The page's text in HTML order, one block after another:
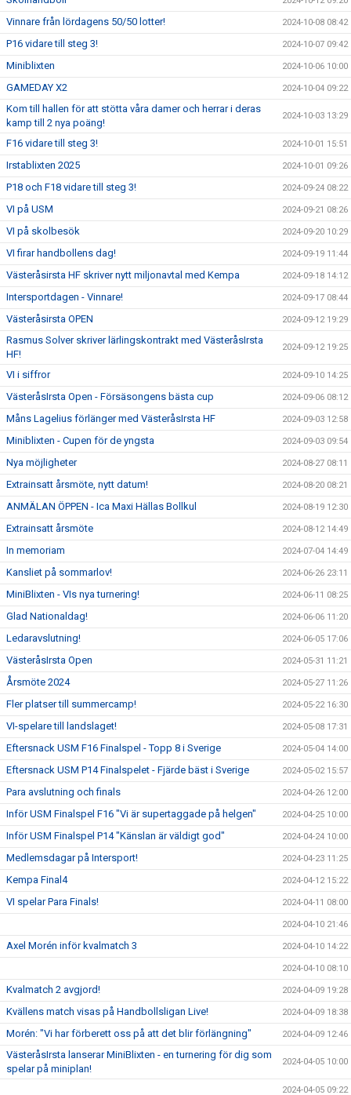
Vinnare från lördagens 50/50 lotter! 2024-10-08 08:42
P16 vidare till steg 3! 2024-10-07 09:42
Miniblixten 2024-10-06 10:00
GAMEDAY X2 2024-10-04 09:22
Kom till hallen för att stötta våra damer och herrar i deras
kamp till 2 nya poäng!
2024-10-03 13:29
F16 vidare till steg 3! 2024-10-01 15:51
Irstablixten 2025 2024-10-01 09:26
P18 och F18 vidare till steg 3! 2024-09-24 08:22
VI på USM 2024-09-21 08:26
VI på skolbesök 2024-09-20 10:29
VI firar handbollens dag! 2024-09-19 11:44
Västeråsirsta HF skriver nytt miljonavtal med Kempa 2024-09-18 14:12
Intersportdagen - Vinnare! 2024-09-17 08:44
Västeråsirsta OPEN 2024-09-12 19:29
Rasmus Solver skriver lärlingskontrakt med VästeråsIrsta
HF!
2024-09-12 19:25
VI i siffror 2024-09-10 14:25
VästeråsIrsta Open - Försäsongens bästa cup 2024-09-06 08:12
Måns Lagelius förlänger med VästeråsIrsta HF 2024-09-03 12:58
Miniblixten - Cupen för de yngsta 2024-09-03 09:54
Nya möjligheter 2024-08-27 08:11
Extrainsatt årsmöte, nytt datum! 2024-08-20 08:21
ANMÄLAN ÖPPEN - Ica Maxi Hällas Bollkul 2024-08-19 12:30
Extrainsatt årsmöte 2024-08-12 14:49
In memoriam 2024-07-04 14:49
Kansliet på sommarlov! 2024-06-26 23:11
MiniBlixten - VIs nya turnering! 2024-06-11 08:25
Glad Nationaldag! 2024-06-06 11:20
Ledaravslutning! 2024-06-05 17:06
VästeråsIrsta Open 2024-05-31 11:21
Årsmöte 2024 2024-05-27 11:26
Fler platser till summercamp! 2024-05-22 16:30
VI-spelare till landslaget! 2024-05-08 17:31
Eftersnack USM F16 Finalspel - Topp 8 i Sverige 2024-05-04 14:00
Eftersnack USM P14 Finalspelet - Fjärde bäst i Sverige 2024-05-02 15:57
Para avslutning och finals 2024-04-26 12:00
Inför USM Finalspel F16 "Vi är supertaggade på helgen" 2024-04-25 10:00
Inför USM Finalspel P14 "Känslan är väldigt god" 2024-04-24 10:00
Medlemsdagar på Intersport! 2024-04-23 11:25
Kempa Final4 2024-04-12 15:22
VI spelar Para Finals! 2024-04-11 08:00
2024-04-10 21:46
Axel Morén inför kvalmatch 3 2024-04-10 14:22
2024-04-10 08:10
Kvalmatch 2 avgjord! 2024-04-09 19:28
Kvällens match visas på Handbollsligan Live! 2024-04-09 18:38
Morén: "Vi har förberett oss på att det blir förlängning" 2024-04-09 12:46
VästeråsIrsta lanserar MiniBlixten - en turnering för dig som
spelar på miniplan!
2024-04-05 10:00
2024-04-05 09:22